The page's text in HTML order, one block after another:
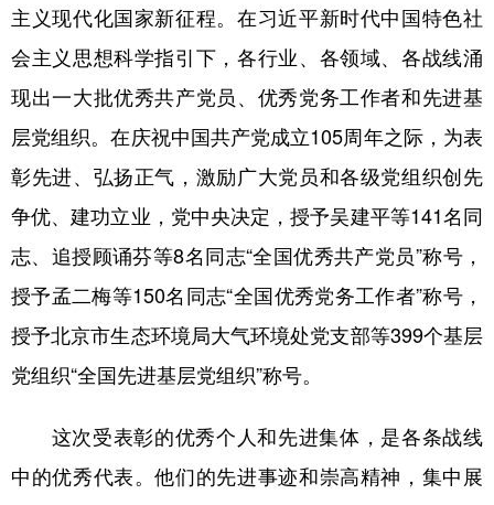
浙江 安徽 福建 江西
山东 河南 湖北 湖南
广东 广西 海南 重庆
四川 贵州 云南 西藏
多语种频道
English Español Français عربى
主义现代化国家新征程。在习近平新时代中国特色社
会主义思想科学指引下，各行业、各领域、各战线涌
现出一大批优秀共产党员、优秀党务工作者和先进基
层党组织。在庆祝中国共产党成立105周年之际，为表
彰先进、弘扬正气，激励广大党员和各级党组织创先
争优、建功立业，党中央决定，授予吴建平等141名同
志、追授顾诵芬等8名同志“全国优秀共产党员”称号，
授予孟二梅等150名同志“全国优秀党务工作者”称号，
授予北京市生态环境局大气环境处党支部等399个基层
党组织“全国先进基层党组织”称号。
这次受表彰的优秀个人和先进集体，是各条战线
中的优秀代表。他们的先进事迹和崇高精神，集中展